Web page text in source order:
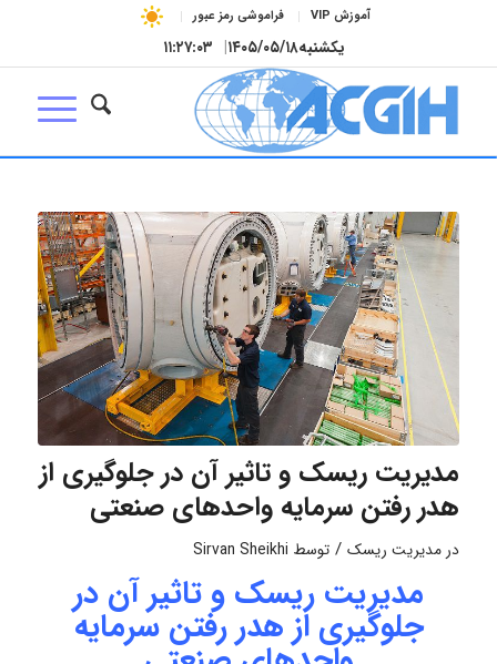
آموزش VIP فراموشی رمز عبور
یکشنبه۱۴۰۵/۰۵/۱۸| ۱۱:۲۷:۰۴
مدیریت ریسک و تاثیر آن در جلوگیری از
هدر رفتن سرمایه واحدهای صنعتی
در مدیریت ریسک / توسط Sirvan Sheikhi
مدیریت ریسک و تاثیر آن در
جلوگیری از هدر رفتن سرمایه